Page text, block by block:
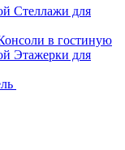
Стеллажи для
в гостиную
Этажерки для